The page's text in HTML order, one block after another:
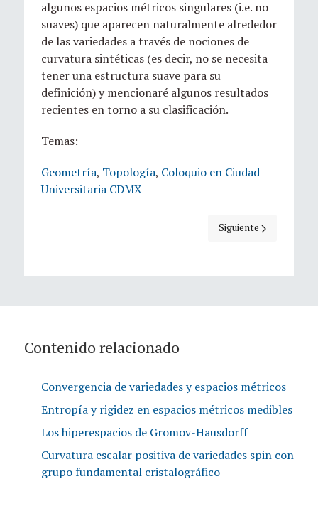
algunos espacios métricos singulares (i.e. no
suaves) que aparecen naturalmente alrededor
de las variedades a través de nociones de
curvatura sintéticas (es decir, no se necesita
tener una estructura suave para su
definición) y mencionaré algunos resultados
recientes en torno a su clasificación.
Temas:
Geometría, Topología, Coloquio en Ciudad
Universitaria CDMX
Artículo siguiente:
Siguiente
Contenido relacionado
Convergencia de variedades y espacios métricos
Entropía y rigidez en espacios métricos medibles
Los hiperespacios de Gromov-Hausdorff
Curvatura escalar positiva de variedades spin con
grupo fundamental cristalográfico